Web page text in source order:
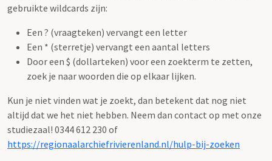
gebruikte wildcards zijn:
Een ? (vraagteken) vervangt een letter
Een * (sterretje) vervangt een aantal letters
Door een $ (dollarteken) voor een zoekterm te zetten,
zoek je naar woorden die op elkaar lijken.
Kun je niet vinden wat je zoekt, dan betekent dat nog niet
altijd dat we het niet hebben. Neem dan contact op met onze
studiezaal! 0344 612 230 of
https://regionaalarchiefrivierenland.nl/hulp-bij-zoeken